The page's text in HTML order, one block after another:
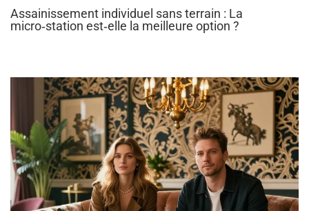
Assainissement individuel sans terrain : La
micro‑station est‑elle la meilleure option ?